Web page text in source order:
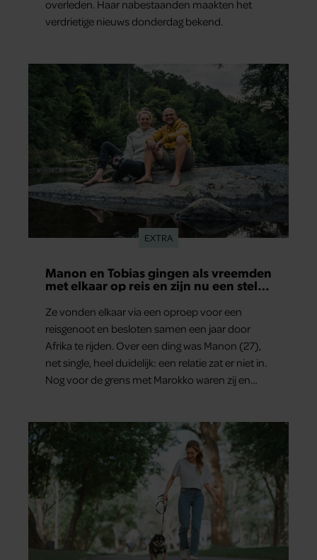
overleden. Haar nabestaanden maakten het
verdrietige nieuws donderdag bekend.
EXTRA
Manon en Tobias gingen als vreemden
met elkaar op reis en zijn nu een stel:
Ze vonden elkaar via een oproep voor een
reisgenoot en besloten samen een jaar door
Afrika te rijden. Over een ding was Manon (27),
net single, heel duidelijk: een relatie zat er niet in.
Nog voor de grens met Marokko waren zij en
zo stellig gezegd: dit wordt niets!”